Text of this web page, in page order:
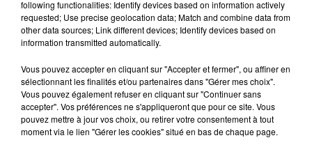
LA CENTRALE NUCLÉAIRE DE CHOOZ
TOUJOURS À L'ARRÊT
following functionalities: Identify devices based on information actively
requested; Use precise geolocation data; Match and combine data from
other data sources; Link different devices; Identify devices based on
information transmitted automatically.
Vous pouvez accepter en cliquant sur "Accepter et fermer", ou affiner en
sélectionnant les finalités et/ou partenaires dans "Gérer mes choix".
Vous pouvez également refuser en cliquant sur "Continuer sans
accepter". Vos préférences ne s'appliqueront que pour ce site. Vous
pouvez mettre à jour vos choix, ou retirer votre consentement à tout
moment via le lien "Gérer les cookies" situé en bas de chaque page.